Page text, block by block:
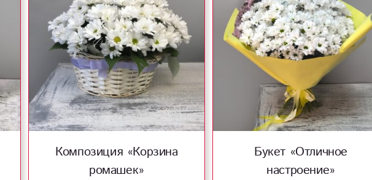
Композиция «Корзина
ромашек»
Букет «Отличное
настроение»